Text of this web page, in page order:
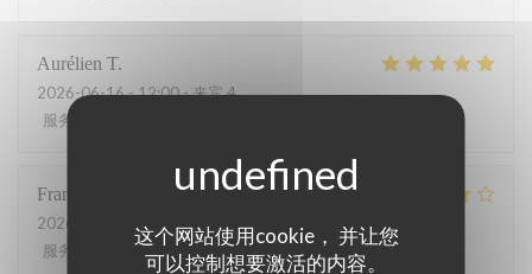
这个网站使用cookie， 并让您
可以控制想要激活的内容。
Aurélien T
2026-06-16- 12:00 - 来宾 4
服务
François
2026-06-12
- 19:30 - 来宾 2
服务
氛围: 4/5 菜单:5 /5 质价比 : 4 /5